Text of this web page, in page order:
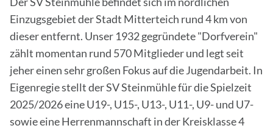
Einzugsgebiet der Stadt Mitterteich rund 4 km von
dieser entfernt. Unser 1932 gegründete "Dorfverein"
zählt momentan rund 570 Mitglieder und legt seit
jeher einen sehr großen Fokus auf die Jugendarbeit. In
Eigenregie stellt der SV Steinmühle für die Spielzeit
2025/2026 eine U19-, U15-, U13-, U11-, U9- und U7-
sowie eine Herrenmannschaft in der Kreisklasse 4